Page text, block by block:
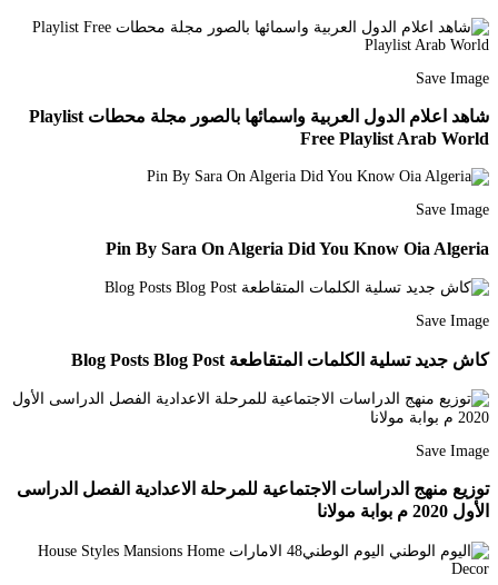
Save Image
شاهد اعلام الدول العربية واسمائها بالصور مجلة محطات Playlist
Free Playlist Arab World
Save Image
Pin By Sara On Algeria Did You Know Oia Algeria
Save Image
كاش جديد تسلية الكلمات المتقاطعة Blog Posts Blog Post
Save Image
توزيع منهج الدراسات الاجتماعية للمرحلة الاعدادية الفصل الدراسى
الأول 2020 م بوابة مولانا